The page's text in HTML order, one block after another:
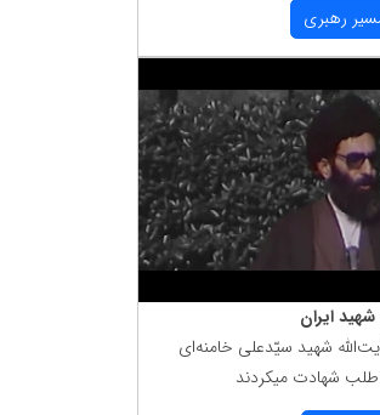
رهبری
شهید ایران
شهید سیّدعلی خامنه‌ای
طلب شهادت میكردند